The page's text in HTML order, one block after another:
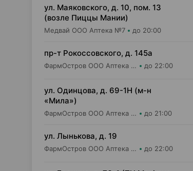
ул. Маяковского, д. 10, пом. 13
(возле Пиццы Мании)
Медвай ООО Аптека №7 до 20:00
пр-т Рокоссовского, д. 145а
ФармОстров ООО Аптека №9 на Рокоссовского до 22:00
ул. Одинцова, д. 69-1Н (м-н
«Мила»)
ФармОстров ООО Аптека №16 на Одинцова до 21:00
ул. Лынькова, д. 19
ФармОстров ООО Аптека №7 на Лынькова до 22:00